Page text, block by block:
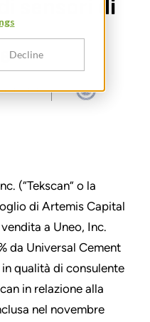
Decline
sensori di
(“Tekscan” o la
di Artemis Capital
a Uneo, Inc.
da Universal Cement
qualità di consulente
in relazione alla
nel novembre